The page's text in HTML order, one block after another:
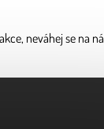
neváhej se na